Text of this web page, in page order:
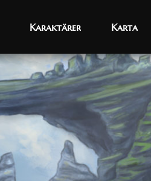
Karaktärer
Karaktärer Karta
Karta